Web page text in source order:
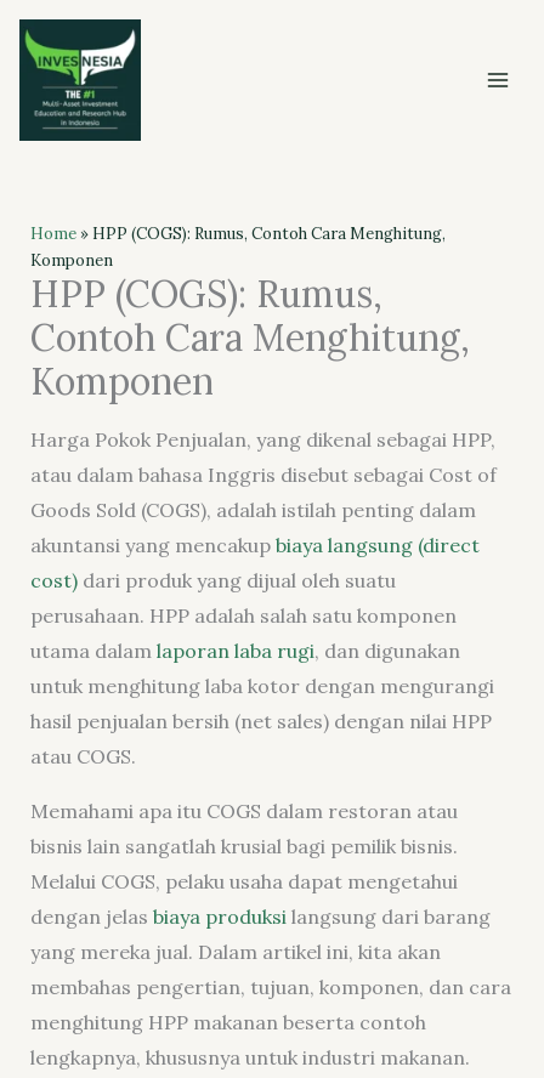
Skip
content
Home» HPP (COGS): Rumus, Contoh Cara Menghitung,
Komponen
HPP (COGS): Rumus,
Contoh Cara Menghitung,
Komponen
Harga Pokok Penjualan, yang dikenal sebagai HPP,
atau dalam bahasa Inggris disebut sebagai Cost of
Goods Sold (COGS), adalah istilah penting dalam
akuntansi yang mencakup biaya langsung (direct
cost)dari produk yang dijual oleh suatu
perusahaan. HPP adalah salah satu komponen
utama dalam laporan laba rugi, dan digunakan
untuk menghitung laba kotor dengan mengurangi
hasil penjualan bersih (net sales) dengan nilai HPP
atau COGS.
Memahami apa itu COGS dalam restoran atau
bisnis lain sangatlah krusial bagi pemilik bisnis.
Melalui COGS, pelaku usaha dapat mengetahui
dengan jelas biaya produksilangsung dari barang
yang mereka jual. Dalam artikel ini, kita akan
membahas pengertian, tujuan, komponen, dan cara
menghitung HPP makanan beserta contoh
lengkapnya, khususnya untuk industri makanan.